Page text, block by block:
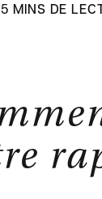
5 MINS DE